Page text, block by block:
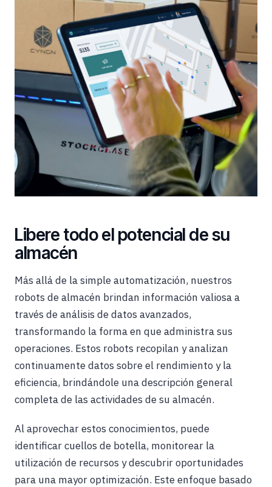
Libere todo el potencial de su
almacén
Más allá de la simple automatización, nuestros
robots de almacén brindan información valiosa a
través de análisis de datos avanzados,
transformando la forma en que administra sus
operaciones. Estos robots recopilan y analizan
continuamente datos sobre el rendimiento y la
eficiencia, brindándole una descripción general
completa de las actividades de su almacén.
Al aprovechar estos conocimientos, puede
identificar cuellos de botella, monitorear la
utilización de recursos y descubrir oportunidades
para una mayor optimización. Este enfoque basado